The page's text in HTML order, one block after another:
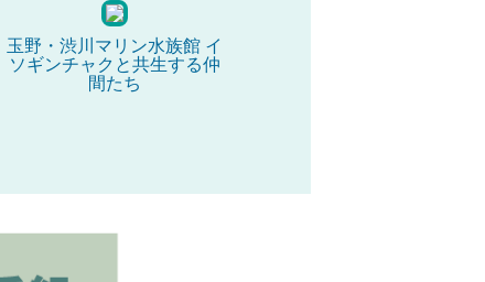
玉野・渋川マリン水族館 イ
ソギンチャクと共生する仲
間たち